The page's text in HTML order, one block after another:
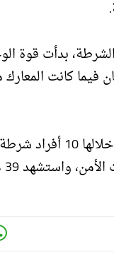
مركز الشرطة،
فيما كانت